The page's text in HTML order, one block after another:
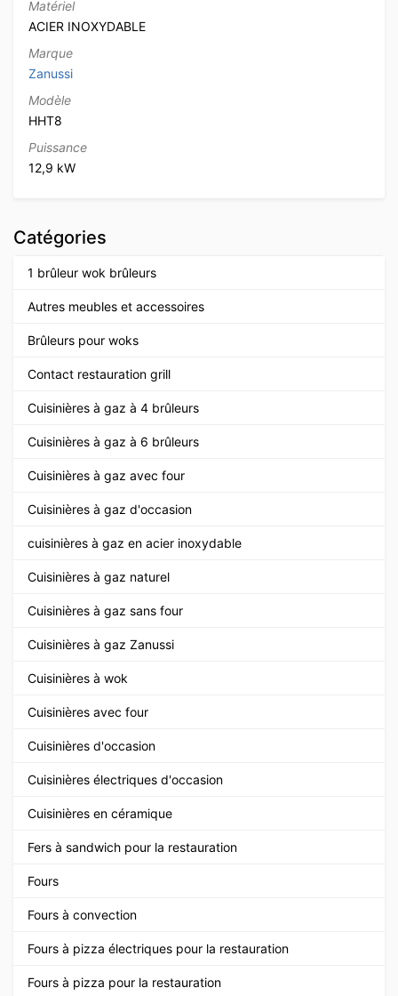
Matériel
ACIER INOXYDABLE
Marque
Zanussi
Modèle
HHT8
Puissance
12,9 kW
Catégories
1 brûleur wok brûleurs
Autres meubles et accessoires
Brûleurs pour woks
Contact restauration grill
Cuisinières à gaz à 4 brûleurs
Cuisinières à gaz à 6 brûleurs
Cuisinières à gaz avec four
Cuisinières à gaz d'occasion
cuisinières à gaz en acier inoxydable
Cuisinières à gaz naturel
Cuisinières à gaz sans four
Cuisinières à gaz Zanussi
Cuisinières à wok
Cuisinières avec four
Cuisinières d'occasion
Cuisinières électriques d'occasion
Cuisinières en céramique
Fers à sandwich pour la restauration
Fours
Fours à convection
Fours à pizza électriques pour la restauration
Fours à pizza pour la restauration